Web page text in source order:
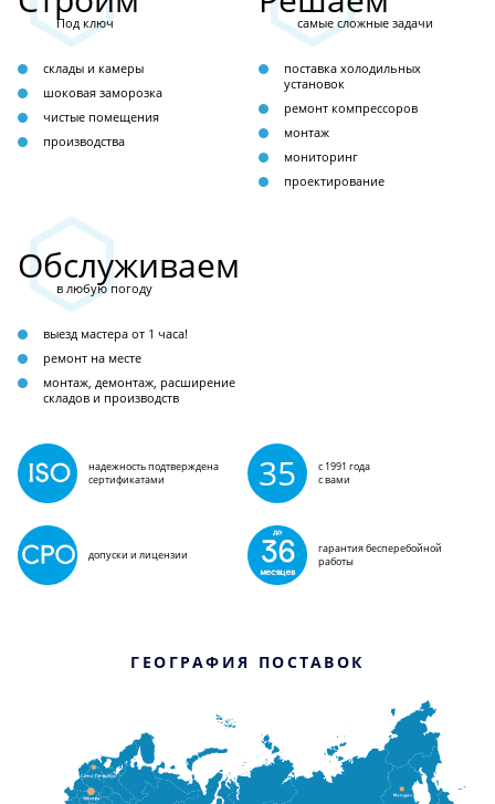
Под ключ
склады и камеры
шоковая заморозка
чистые помещения
производства
самые сложные задачи
поставка холодильных
установок
ремонт компрессоров
монтаж
мониторинг
проектирование
Обслуживаем
в любую погоду
выезд мастера от 1 часа!
ремонт на месте
монтаж, демонтаж, расширение
складов и производств
надежность подтверждена
сертификатами
35
с 1991 года
с вами
допуски и лицензии
гарантия бесперебойной
работы
ГЕОГРАФИЯ ПОСТАВОК